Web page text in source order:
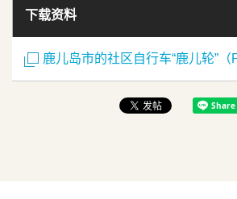
下载资料
鹿儿岛市的社区自行车“鹿儿轮”（